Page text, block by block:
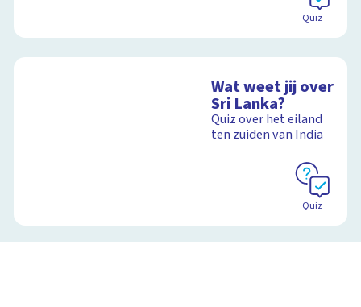
Quiz
Wat weet jij over
Sri Lanka?
Quiz over het eiland
ten zuiden van India
Quiz